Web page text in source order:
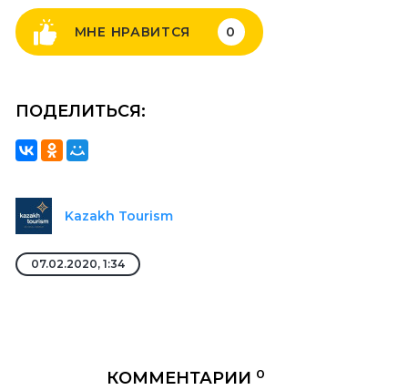
МНЕ НРАВИТСЯ 0
ПОДЕЛИТЬСЯ:
Kazakh Tourism
07.02.2020, 1:34
КОММЕНТАРИИ 0